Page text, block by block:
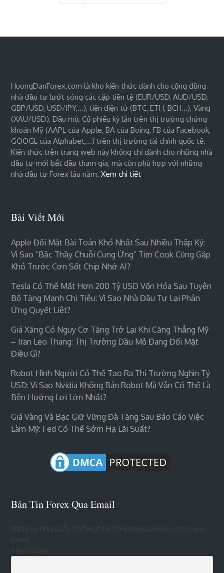
HuongDanForex.com là kho kiến thức dành cho cộng đồng
nhà đầu tư lướt sóng các cặp tiền tệ (EUR/USD, AUD/USD,
GBP/USD, USD/JPY,…), tiền điện tử (BTC, ETH, BCH…), Vàng
(XAU/USD), Dầu mỏ, Cổ phiếu kỳ lân trên thị trường chứng
khoán Mỹ (AAPL của Apple, BA của Boing, FB của Facebook,
GOOGL của Alphabet,…) trên thị trường tài chính quốc tế.
Kiến thức trên trang web này không chỉ dành cho những nhà
đầu tư mới bắt đầu tham gia, mà còn phù hợp với những
nhà đầu tư Forex lâu năm.Xem chi tiết
Bài Viết Mới
Apple Đối Mặt Bài Toán Khó Nhất Sau Nhiều Thập Kỷ:
Vì Sao “bậc Thầy Chuỗi Cung Ứng” Tim Cook Cũng Gặp
Khó Trước Cơn Sốt Chip Nhớ AI?
Tesla Có Thể Mất Hơn 200 Tỷ USD Vốn Hóa Sau Tuyên
Bố Tăng Mạnh Chi Tiêu: Vì Sao Nhà Đầu Tư Lại Phản
Ứng Quyết Liệt?
Giá Xăng Có Nguy Cơ Tăng Trở Lại Khi Căng Thẳng Mỹ
– Iran Leo Thang: Thị Trường Dầu Mỏ Đang Đối Mặt
Điều Gì?
Robot Hình Người Có Thể Tạo Ra Thị Trường Nghìn Tỷ
USD: Vì Sao Nvidia Không Bán Robot Mà Vẫn Có Thể Là
Bên Hưởng Lợi Lớn Nhất?
Giá Vàng Và Bạc Giữ Vững Đà Tăng Sau Báo Cáo Việc
Làm Mỹ: Fed Có Thể Sớm Hạ Lãi Suất?
Bản Tin Forex Qua Email
Đăng ký nhận bản tin "Hot" từ HuongDanForex.com qua
Tên của bạn